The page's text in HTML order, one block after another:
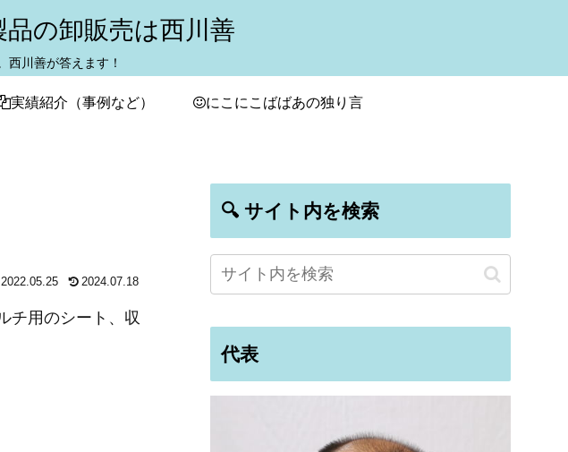
の卸販売は西川善
西川善が答えます！
実績紹介（事例など） にこにこばばあの独り言
2022.05.25 2024.07.18
チ用のシート、収
🔍 サイト内を検索
代表